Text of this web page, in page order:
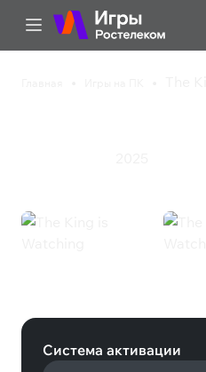
Система активации